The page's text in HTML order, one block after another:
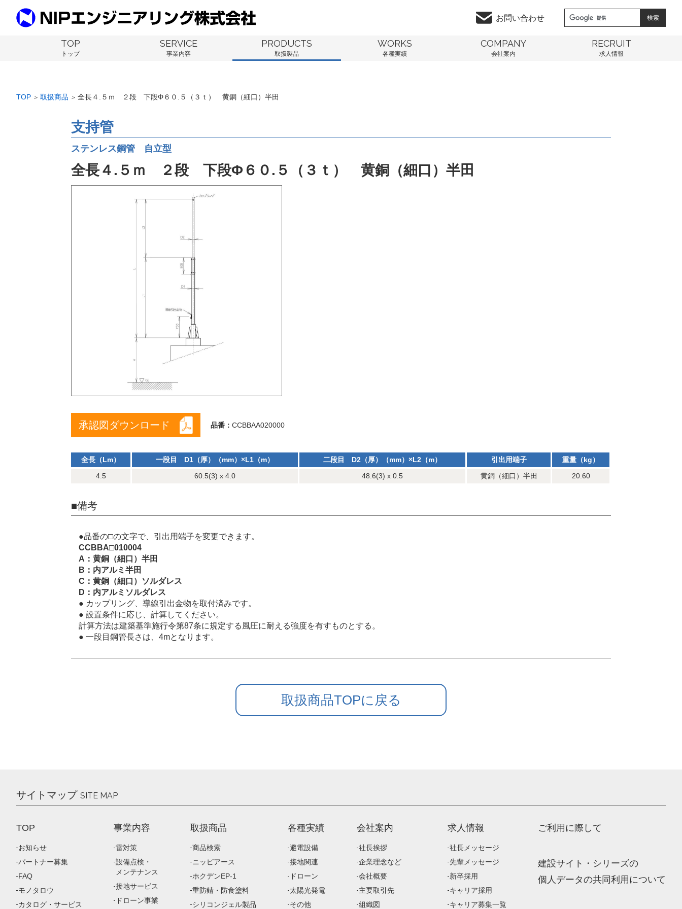
お問い合わせ
TOP
トップ
SERVICE
事業内容
PRODUCTS
取扱製品
WORKS
各種実績
COMPANY
会社案内
RECRUIT
求人情報
TOP ＞ 取扱商品 ＞ 全長４.５ｍ ２段 下段Φ６０.５（３ｔ） 黄銅（細口）半田
支持管
ステンレス鋼管 自立型
全長４.５ｍ ２段 下段Φ６０.５（３ｔ） 黄銅（細口）半田
承認図ダウンロード 品番： CCBBAA020000
全長（Lm） 一段目 D1（厚）（mm）×L1（m） 二段目 D2（厚）（mm）×L2（m） 引出用端子
重量（kg）
4.5
60.5(3) x 4.0 48.6(3) x 0.5 黄銅（細口）半田 20.60
■備考
●品番の□の文字で、引出用端子を変更できます。
CCBBA□010004
A：黄銅（細口）半田
B：内アルミ半田
C：黄銅（細口）ソルダレス
D：内アルミソルダレス
● カップリング、導線引出金物を取付済みです。
● 設置条件に応じ、計算してください。
計算方法は建築基準施行令第87条に規定する風圧に耐える強度を有すものとする。
● 一段目鋼管長さは、4mとなります。
取扱商品TOPに戻る
サイトマップ SITE MAP
TOP
お知らせ
パートナー募集
FAQ
モノタロウ
カタログ・サービス
事業内容
雷対策
設備点検・
メンテナンス
接地サービス
ドローン事業
取扱商品
商品検索
ニッピアース
ホクデンEP-1
重防錆・防食塗料
シリコンジェル製品
各種実績
避電設備
接地関連
ドローン
太陽光発電
その他
会社案内
社長挨拶
企業理念など
会社概要
主要取引先
組織図
求人情報
社長メッセージ
先輩メッセージ
新卒採用
キャリア採用
キャリア募集一覧
ご利用に際して
建設サイト・シリーズの
個人データの共同利用について